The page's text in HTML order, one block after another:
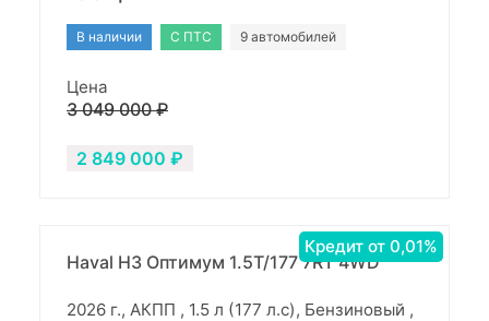
В наличии С ПТС 9 автомобилей
Цена
3 049 000 ₽
2 849 000 ₽
Кредит от 0,01%
Haval H3 Оптимум 1.5T/177 7RT 4WD
2026 г., АКПП , 1.5 л (177 л.с), Бензиновый ,